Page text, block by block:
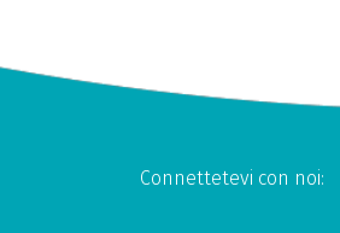
Connettetevi con noi: